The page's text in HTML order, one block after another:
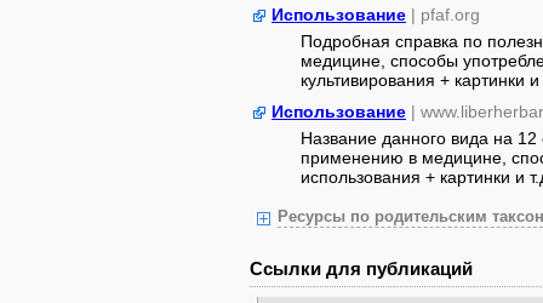
Использование | pfaf.org
Подробная справка по
медицине, способы
культивирования + картинки
Использование |
Название данного вида на
применению в медицине,
использования + картинки и
Ресурсы по родительским
Ссылки для публикаций